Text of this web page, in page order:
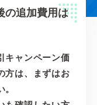
の追加費用は
キャンペーン価
方は、まずはお